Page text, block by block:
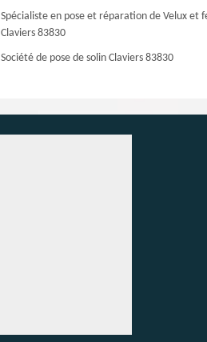
Spécialiste en pose et réparation de Velux et
Claviers 83830
Société de pose de solin Claviers 83830